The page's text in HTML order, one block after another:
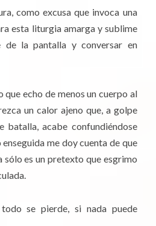
como excusa que invoca una
esta liturgia amarga y sublime
de la pantalla y conversar en
que echo de menos un cuerpo al
un calor ajeno que, a golpe
batalla, acabe confundiéndose
me doy cuenta de que
sólo es un pretexto que esgrimo
se pierde, si nada puede